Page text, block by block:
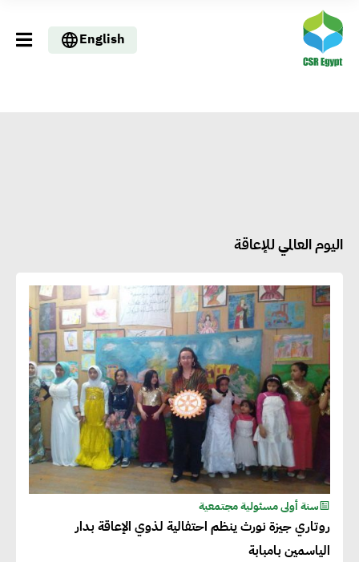
English
اليوم العالمي للإعاقة
سنة أولى مسئولية مجتمعية
روتاري جيزة نورث ينظم احتفالية لذوي الإعاقة بدار
الياسمين بامبابة